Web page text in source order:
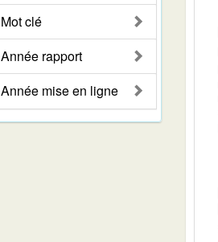
Mot clé
Année rapport
Année mise en ligne